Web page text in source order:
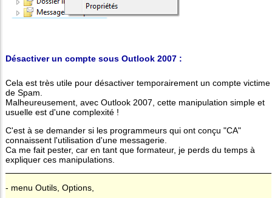
Désactiver un compte sous Outlook 2007 :
Cela est très utile pour désactiver temporairement un compte victime
de Spam.
Malheureusement, avec Outlook 2007, cette manipulation simple et
usuelle est d'une complexité !
C'est à se demander si les programmeurs qui ont conçu "CA"
connaissent l'utilisation d'une messagerie.
Ca me fait pester, car en tant que formateur, je perds du temps à
expliquer ces manipulations.
- menu Outils, Options,